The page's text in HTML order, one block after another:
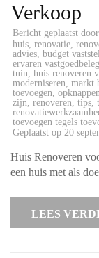
Verkoop
Bericht geplaatst door
huis, renovatie,
advies, budget
ervaren
tuin, huis renoveren
moderniseren, markt
toevoegen,
zijn, renoveren, tips,
toevoegen tegels
Geplaatst op 20
Huis Renoveren
een huis met als
LEES